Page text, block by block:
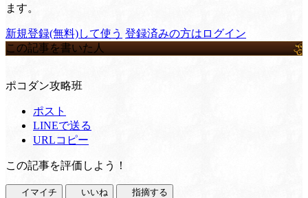
ます。
新規登録(無料)して使う 登録済みの方はログイン
この記事を書いた人
ポコダン攻略班
ポスト
LINEで送る
URLコピー
この記事を評価しよう！
イマイチ いいね 指摘する